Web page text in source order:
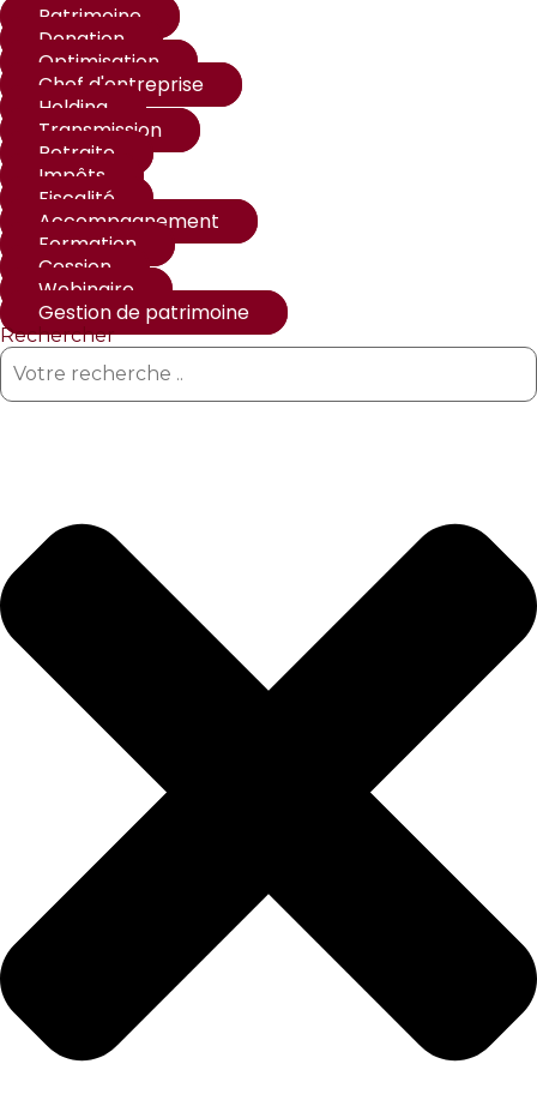
Patrimoine
Donation
Optimisation
Chef d'entreprise
Holding
Transmission
Retraite
Impôts
Fiscalité
Accompagnement
Formation
Cession
Webinaire
Gestion de patrimoine
Rechercher